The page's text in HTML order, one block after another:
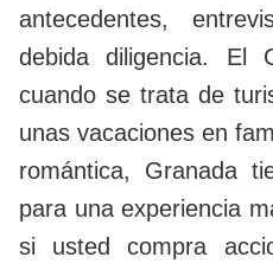
antecedentes,
debida diligencia. El
cuando se trata de
unas vacaciones en
romántica, Granada
para una experiencia
si usted compra